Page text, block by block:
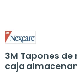
3M Tapones
caja